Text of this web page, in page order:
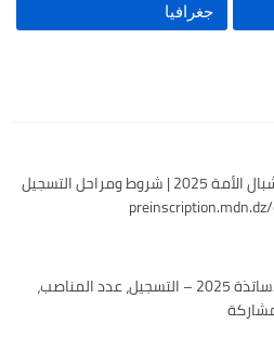
جغرافيا
تسجيلات أشبال الأمة 2025 | شروط ومراحل التسجيل
مسابقة الأساتذة 2025 – التسجيل، عدد المناصب،